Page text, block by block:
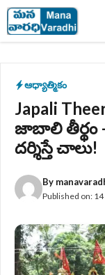
Skip
to
content
ఆధ్యాత్మికం
Japali
జాబాలి తీర్థం
దర్శిస్తే చాలు!
By
Published on: